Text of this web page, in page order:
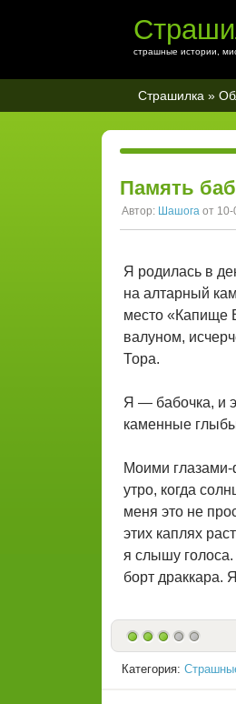
страшные истории,
Страшилка »
Память
Автор: Шашога от
Я родилась в
на алтарный
место «Капище
валуном,
Тора.
Я — бабочка, и
каменные
Моими
утро, когда
меня это не
этих каплях
я слышу
борт драккара.
Категория: